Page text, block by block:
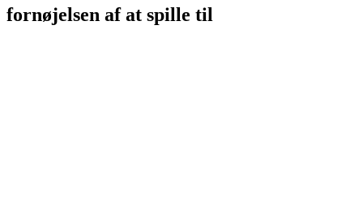
fornøjelsen af at spille til